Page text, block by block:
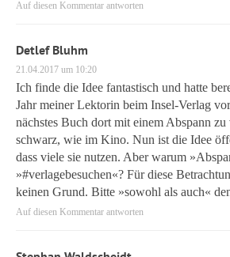
Auf diesen Kommentar antworten
Detlef Bluhm
21.04.2017 um 10:20
Ich finde die Idee fantastisch und hatte
Jahr meiner Lektorin beim Insel-Verlag
nächstes Buch dort mit einem Abspann
schwarz, wie im Kino. Nun ist die Idee
dass viele sie nutzen. Aber warum
»#verlagebesuchen«? Für diese
keinen Grund. Bitte »sowohl als auch«
Auf diesen Kommentar antworten